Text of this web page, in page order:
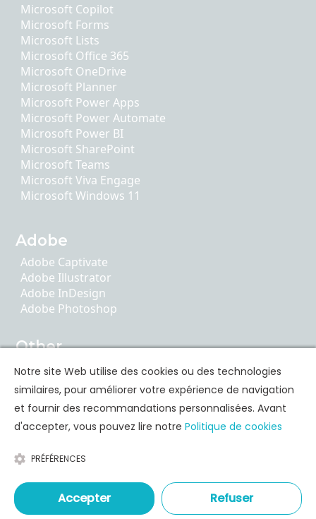
Microsoft Copilot
Microsoft Forms
Microsoft Lists
Microsoft Office 365
Microsoft OneDrive
Microsoft Planner
Microsoft Power Apps
Microsoft Power Automate
Microsoft Power BI
Microsoft SharePoint
Microsoft Teams
Microsoft Viva Engage
Microsoft Windows 11
Adobe
Adobe Captivate
Adobe Illustrator
Adobe InDesign
Adobe Photoshop
Other
AI Literacy
ChatGPT
Google Apps
Communication
Leadership & Coaching
Time & Stress Management
Notre site Web utilise des cookies ou des technologies
similaires, pour améliorer votre expérience de navigation
et fournir des recommandations personnalisées. Avant
d'accepter, vous pouvez lire notre Politique de cookies
PRÉFÉRENCES
Accepter Refuser